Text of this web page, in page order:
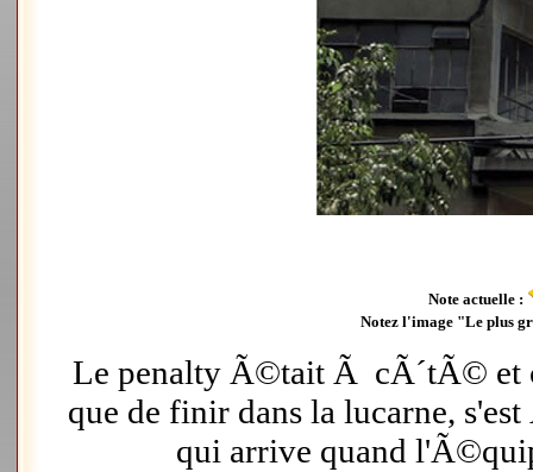
Note actuelle :
Notez l'image "Le plus
Le penalty Ã©tait Ã cÃ´tÃ© et
que de finir dans la lucarne,
qui arrive quand